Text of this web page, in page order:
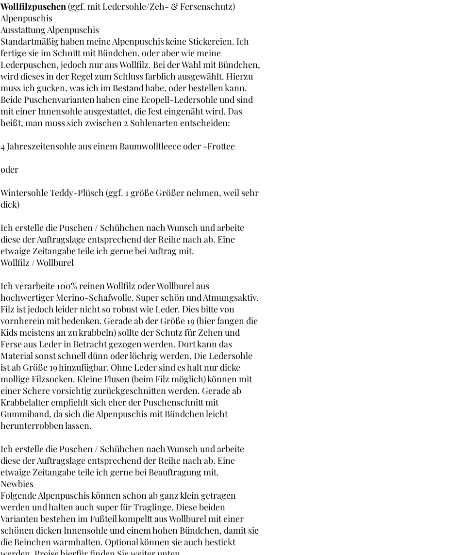
Wollfilzpuschen(ggf. mit Ledersohle/Zeh- & Fersenschutz)
Alpenpuschis
Ausstattung Alpenpuschis
Standartmäßig haben meine Alpenpuschis keine Stickereien. Ich
fertige sie im Schnitt mit Bündchen, oder aber wie meine
Lederpuschen, jedoch nur aus Wollfilz. Bei der Wahl mit Bündchen,
wird dieses in der Regel zum Schluss farblich ausgewählt. Hierzu
muss ich gucken, was ich im Bestand habe, oder bestellen kann.
Beide Puschenvarianten haben eine Ecopell-Ledersohle und sind
mit einer Innensohle ausgestattet, die fest eingenäht wird. Das
heißt, man muss sich zwischen 2 Sohlenarten entscheiden:
4 Jahreszeitensohle aus einem Baumwollfleece oder -Frottee
oder
Wintersohle Teddy-Plüsch (ggf. 1 größe Größer nehmen, weil sehr
dick)
Ich erstelle die Puschen / Schühchen nach Wunsch und arbeite
diese der Auftragslage entsprechend der Reihe nach ab. Eine
etwaige Zeitangabe teile ich gerne bei Auftrag mit.
Wollfilz / Wollburel
Ich verarbeite 100% reinen Wollfilz oder Wollburel aus
hochwertiger Merino-Schafwolle. Super schön und Atmungsaktiv.
Filz ist jedoch leider nicht so robust wie Leder. Dies bitte von
vornherein mit bedenken. Gerade ab der Größe 19 (hier fangen die
Kids meistens an zu krabbeln) sollte der Schutz für Zehen und
Ferse aus Leder in Betracht gezogen werden. Dort kann das
Material sonst schnell dünn oder löchrig werden. Die Ledersohle
ist ab Größe 19 hinzufügbar. Ohne Leder sind es halt nur dicke
mollige Filzsocken. Kleine Flusen (beim Filz möglich) können mit
einer Schere vorsichtig zurückgeschnitten werden. Gerade ab
Krabbelalter empfiehlt sich eher der Puschenschnitt mit
Gummiband, da sich die Alpenpuschis mit Bündchen leicht
herunterrobben lassen.
Ich erstelle die Puschen / Schühchen nach Wunsch und arbeite
diese der Auftragslage entsprechend der Reihe nach ab. Eine
etwaige Zeitangabe teile ich gerne bei Beauftragung mit.
Newbies
Folgende Alpenpuschis können schon ab ganz klein getragen
werden und halten auch super für Traglinge. Diese beiden
Varianten bestehen im Fußteil kompeltt aus Wollburel mit einer
schönen dicken Innensohle und einem hohen Bündchen, damit sie
die Beinchen warmhalten. Optional können sie auch bestickt